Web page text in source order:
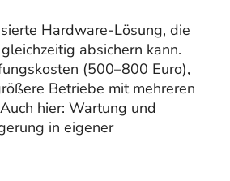
Hardware-Lösung, die
absichern kann.
(500–800 Euro),
Betriebe mit mehreren
hier: Wartung und
in eigener